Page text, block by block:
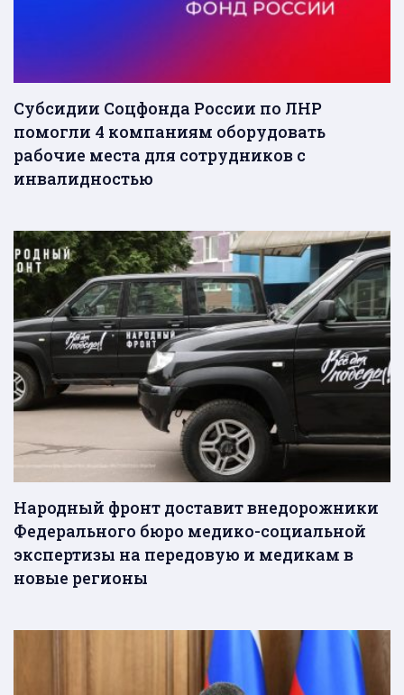
Субсидии Соцфонда России по ЛНР
помогли 4 компаниям оборудовать
рабочие места для сотрудников с
инвалидностью
Народный фронт доставит внедорожники
Федерального бюро медико-социальной
экспертизы на передовую и медикам в
новые регионы